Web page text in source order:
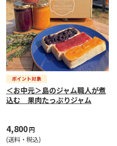
＜お中元＞島のジャム職人が煮
込む 果肉たっぷりジャム
4,800円
(送料・税込)